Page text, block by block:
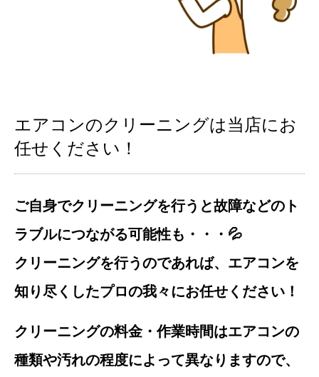
エアコンのクリーニングは当店にお
任せください！
ご自身でクリーニングを行うと故障などのト
ラブルにつながる可能性も・・・💦
クリーニングを行うのであれば、エアコンを
知り尽くしたプロの我々にお任せください！
クリーニングの料金・作業時間はエアコンの
種類や汚れの程度によって異なりますので、